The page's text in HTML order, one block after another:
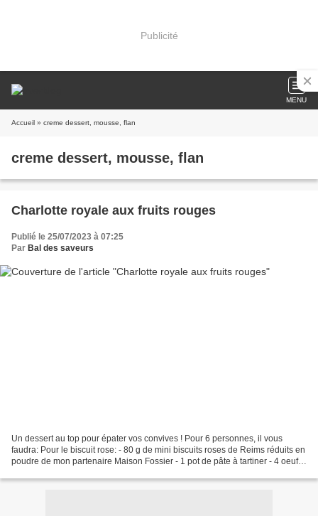
Publicité
MENU
Accueil » creme dessert, mousse, flan
creme dessert, mousse, flan
Charlotte royale aux fruits rouges
Publié le 25/07/2023 à 07:25
Par Bal des saveurs
Un dessert au top pour épater vos convives ! Pour 6 personnes, il vous
faudra: Pour le biscuit rose: - 80 g de mini biscuits roses de Reims réduits en
poudre de mon partenaire Maison Fossier - 1 pot de pâte à tartiner - 4 oeufs